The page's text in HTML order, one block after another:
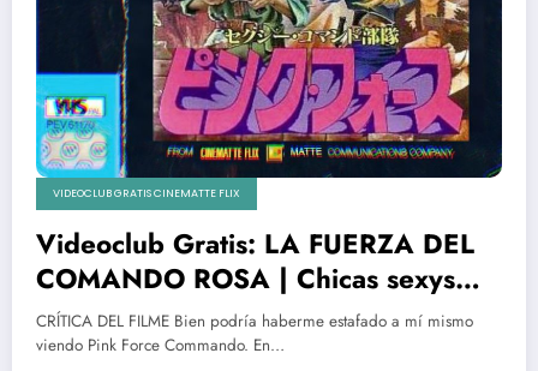
VIDEOCLUB GRATIS CINEMATTE FLIX
Videoclub Gratis: LA FUERZA DEL
COMANDO ROSA | Chicas sexys
con pistolas y espadas en VHS
CRÍTICA DEL FILME Bien podría haberme estafado a mí mismo
viendo Pink Force Commando. En…